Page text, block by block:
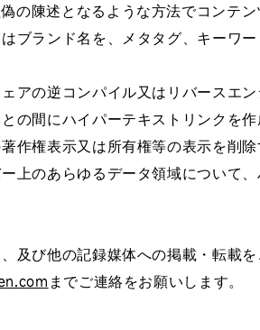
の陳述となるような方法でコンテ
ブランド名を、メタタグ、キーワ
アの逆コンパイル又はリバースエ
の間にハイパーテキストリンクを
作権表示又は所有権等の表示を削除
上のあらゆるデータ領域について
及び他の記録媒体への掲載・転載
までご連絡をお願いします。